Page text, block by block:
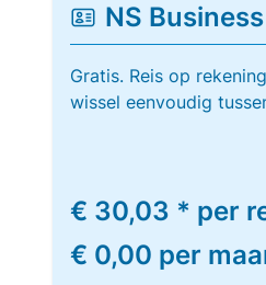
NS
Gratis. Reis op
wissel eenvoudig
€ 30,03 * per
€ 0,00 per